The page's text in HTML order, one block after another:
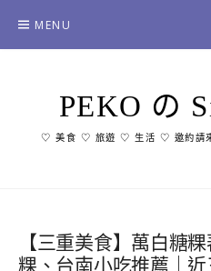
content
MENU
PEKO の
♡ 美食 ♡ 旅遊 ♡ 生活 ♡ 邀約請來
【三重美食】萬白糖
粿、台南小吃推薦｜